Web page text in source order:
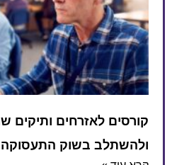
קורסים לאזרחים ותיקים
ולהשתלב בשוק התעסוקה